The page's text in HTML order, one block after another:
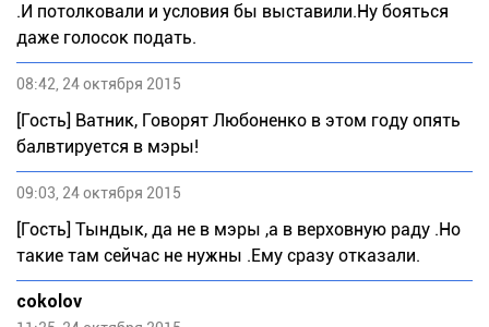
.И потолковали и условия бы выставили.Ну бояться
даже голосок подать.
08:42, 24 октября 2015
[Гость] Ватник, Говорят Любоненко в этом году опять
балвтируется в мэры!
09:03, 24 октября 2015
[Гость] Тындык, да не в мэры ,а в верховную раду .Но
такие там сейчас не нужны .Ему сразу отказали.
cokolov